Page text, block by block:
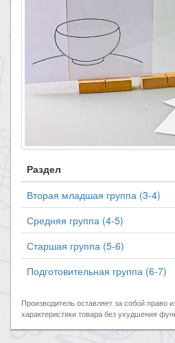
Раздел
Вторая младшая группа (3-4)
Средняя группа (4-5)
Старшая группа (5-6)
Подготовительная группа (6-7)
Производитель оставляет за собой право
характеристики товара без ухудшения